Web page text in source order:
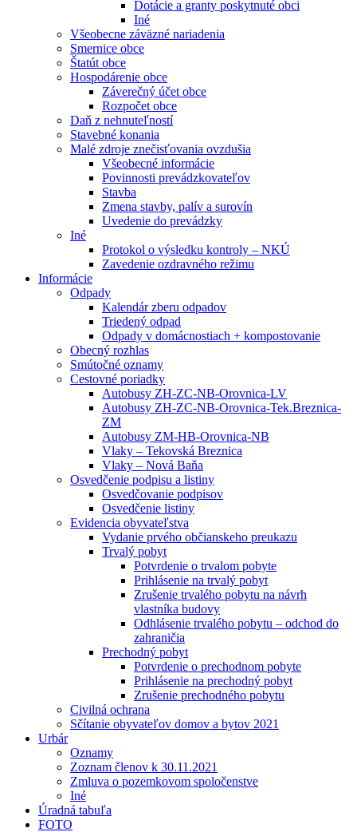
Dotácie a granty poskytnuté obci
Iné
Všeobecne záväzné nariadenia
Smernice obce
Štatút obce
Hospodárenie obce
Záverečný účet obce
Rozpočet obce
Daň z nehnuteľností
Stavebné konania
Malé zdroje znečisťovania ovzdušia
Všeobecné informácie
Povinnosti prevádzkovateľov
Stavba
Zmena stavby, palív a surovín
Uvedenie do prevádzky
Iné
Protokol o výsledku kontroly – NKÚ
Zavedenie ozdravného režimu
Informácie
Odpady
Kalendár zberu odpadov
Triedený odpad
Odpady v domácnostiach + kompostovanie
Obecný rozhlas
Smútočné oznamy
Cestovné poriadky
Autobusy ZH-ZC-NB-Orovnica-LV
Autobusy ZH-ZC-NB-Orovnica-Tek.Breznica-
ZM
Autobusy ZM-HB-Orovnica-NB
Vlaky – Tekovská Breznica
Vlaky – Nová Baňa
Osvedčenie podpisu a listiny
Osvedčovanie podpisov
Osvedčenie listiny
Evidencia obyvateľstva
Vydanie prvého občianskeho preukazu
Trvalý pobyt
Potvrdenie o trvalom pobyte
Prihlásenie na trvalý pobyt
Zrušenie trvalého pobytu na návrh
vlastníka budovy
Odhlásenie trvalého pobytu – odchod do
zahraničia
Prechodný pobyt
Potvrdenie o prechodnom pobyte
Prihlásenie na prechodný pobyt
Zrušenie prechodného pobytu
Civilná ochrana
Sčítanie obyvateľov domov a bytov 2021
Urbár
Oznamy
Zoznam členov k 30.11.2021
Zmluva o pozemkovom spoločenstve
Iné
Úradná tabuľa
FOTO